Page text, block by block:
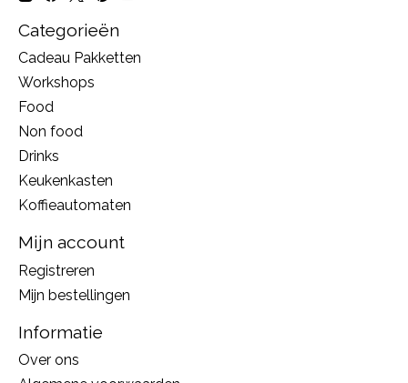
Categorieën
Cadeau Pakketten
Workshops
Food
Non food
Drinks
Keukenkasten
Koffieautomaten
Mijn account
Registreren
Mijn bestellingen
Informatie
Over ons